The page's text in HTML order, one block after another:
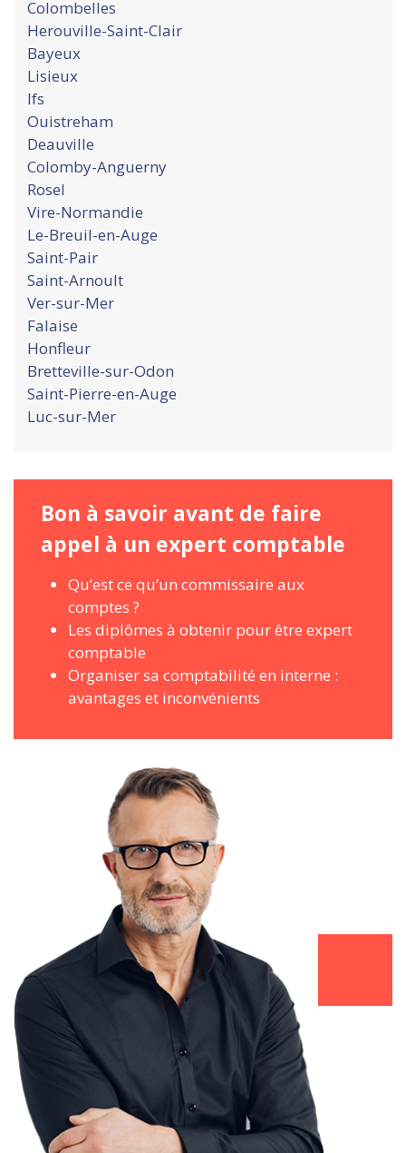
Colombelles
Herouville-Saint-Clair
Bayeux
Lisieux
Ifs
Ouistreham
Deauville
Colomby-Anguerny
Rosel
Vire-Normandie
Le-Breuil-en-Auge
Saint-Pair
Saint-Arnoult
Ver-sur-Mer
Falaise
Honfleur
Bretteville-sur-Odon
Saint-Pierre-en-Auge
Luc-sur-Mer
Bon à savoir avant de faire
appel à un expert comptable
Qu’est ce qu’un commissaire aux
comptes ?
Les diplômes à obtenir pour être expert
comptable
Organiser sa comptabilité en interne :
avantages et inconvénients